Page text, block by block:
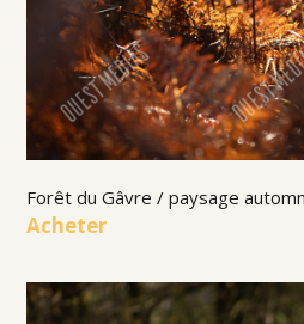
Forêt du Gâvre / paysage
Acheter